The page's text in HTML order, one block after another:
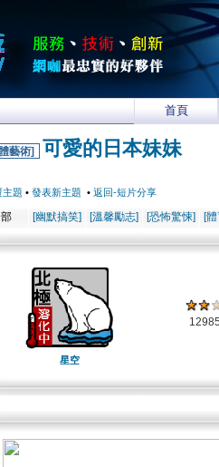
首頁
藝術] 可愛的日本妹妹
主題 • 發表新主題 • 返回-短片分享
[幽默搞笑] [溫馨勵志] [恐怖驚悚] [
星空